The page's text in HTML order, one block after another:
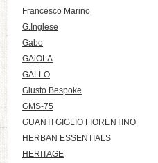
Francesco Marino
G.Inglese
Gabo
GAiOLA
GALLO
Giusto Bespoke
GMS-75
GUANTI GIGLIO FIORENTINO
HERBAN ESSENTIALS
HERITAGE